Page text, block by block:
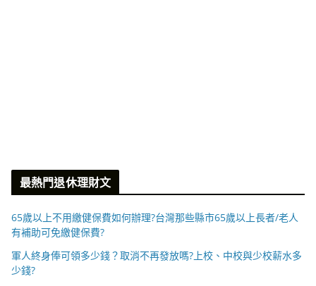
最熱門退休理財文
65歲以上不用繳健保費如何辦理?台灣那些縣市65歲以上長者/老人
有補助可免繳健保費?
軍人終身俸可領多少錢？取消不再發放嗎?上校、中校與少校薪水多
少錢?